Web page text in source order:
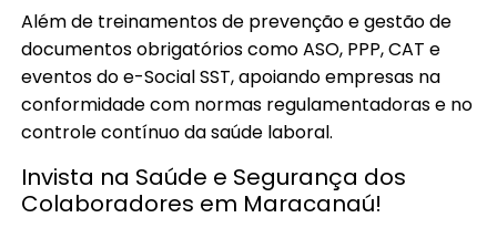
Além de treinamentos de prevenção e gestão de
documentos obrigatórios como ASO, PPP, CAT e
eventos do e-Social SST, apoiando empresas na
conformidade com normas regulamentadoras e no
controle contínuo da saúde laboral.
Invista na Saúde e Segurança dos
Colaboradores em Maracanaú!